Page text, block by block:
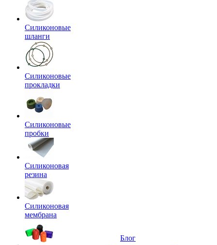
Силиконовые
шланги
Силиконовые
прокладки
Силиконовые
пробки
Силиконовая
резина
Силиконовая
мембрана
Блог